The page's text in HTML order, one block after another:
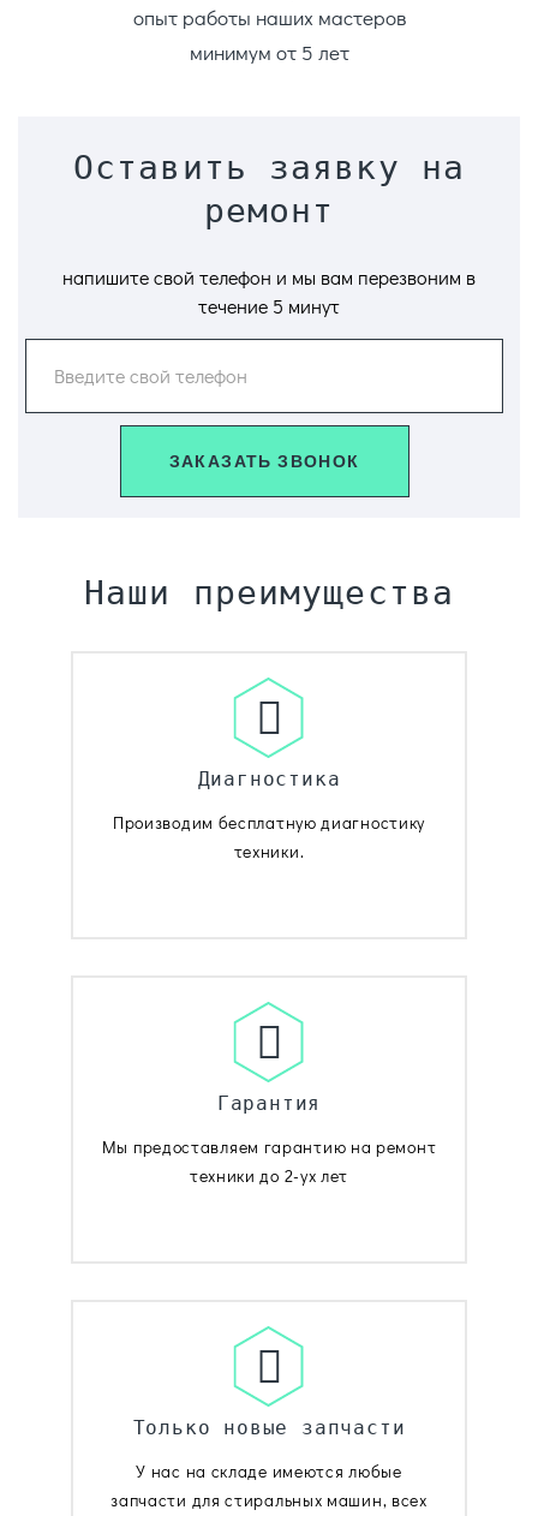
опыт работы наших мастеров
минимум от 5 лет
Оставить заявку на
ремонт
напишите свой телефон и мы вам перезвоним в
течение 5 минут
Введите свой телефон
ЗАКАЗАТЬ ЗВОНОК
Наши преимущества
Диагностика
Производим бесплатную диагностику
техники.
Гарантия
Мы предоставляем гарантию на ремонт
техники до 2-ух лет
Только новые запчасти
У нас на складе имеются любые
запчасти для стиральных машин, всех